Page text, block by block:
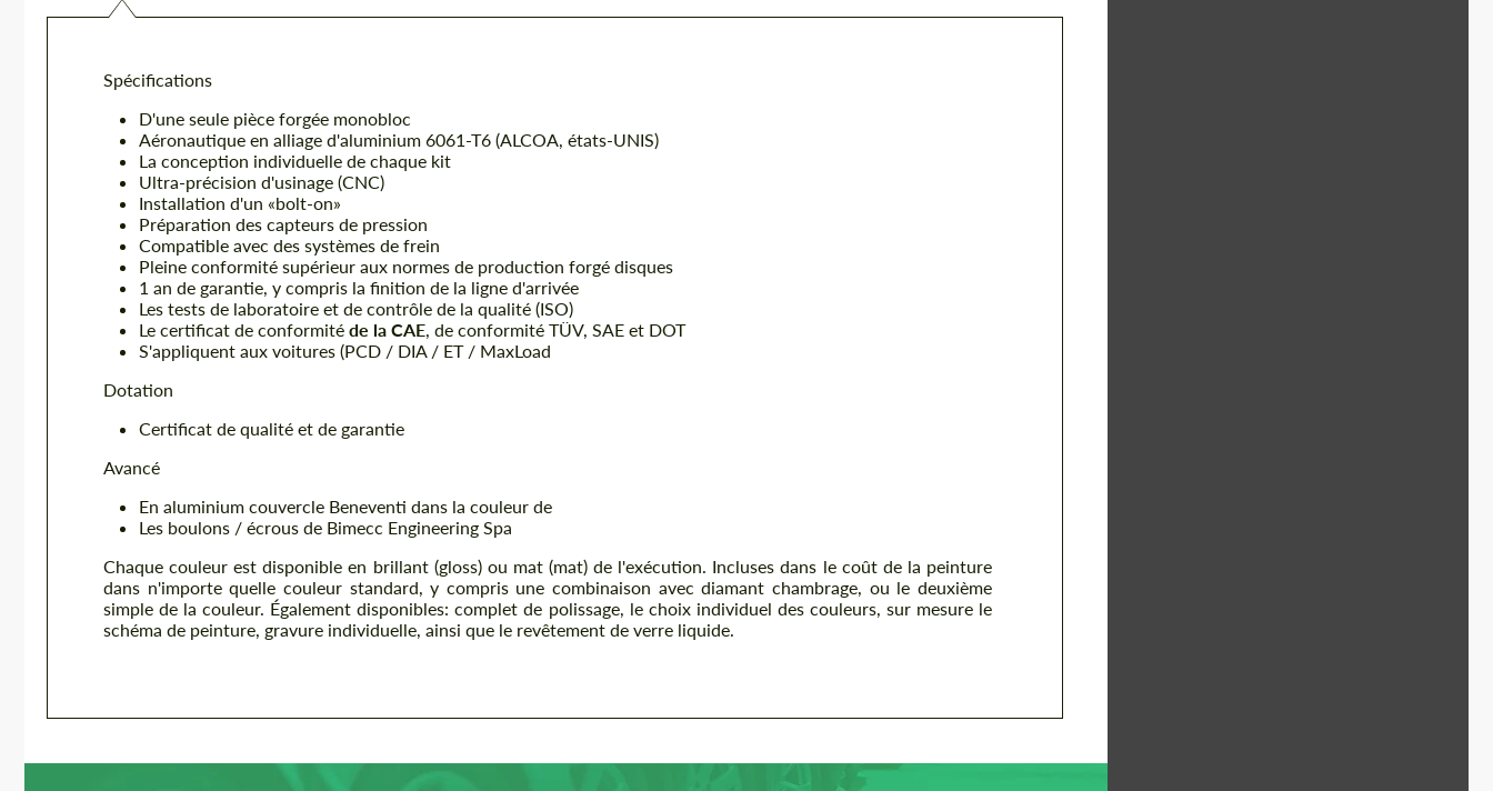
Spécifications
D'une seule pièce forgée monobloc
Aéronautique en alliage d'aluminium 6061-T6 (ALCOA, états-UNIS)
La conception individuelle de chaque kit
Ultra-précision d'usinage (CNC)
Installation d'un «bolt-on»
Préparation des capteurs de pression
Compatible avec des systèmes de frein
Pleine conformité supérieur aux normes de production forgé disques
1 an de garantie, y compris la finition de la ligne d'arrivée
Les tests de laboratoire et de contrôle de la qualité (ISO)
Le certificat de conformité de la CAE, de conformité TÜV, SAE et DOT
S'appliquent aux voitures (PCD / DIA / ET / MaxLoad
Dotation
Certificat de qualité et de garantie
Avancé
En aluminium couvercle Beneventi dans la couleur de
Les boulons / écrous de Bimecc Engineering Spa
Chaque couleur est disponible en brillant (gloss) ou mat (mat) de l'exécution. Incluses dans le coût de la peinture
dans n'importe quelle couleur standard, y compris une combinaison avec diamant chambrage, ou le deuxième
simple de la couleur. Également disponibles: complet de polissage, le choix individuel des couleurs, sur mesure le
schéma de peinture, gravure individuelle, ainsi que le revêtement de verre liquide.
Please use this form to fill in some basic
contact you within 1 business day with our
most competitive offer.
contact you within 1 business day with our
most competitive offer.